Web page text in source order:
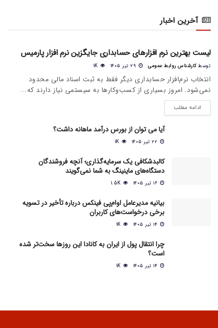
آخرین اخبار
اخبار عمومی بازار
لیست بهترین نرم افزارهای حسابداری جایگزین نرم افزار پارمیس
توسط کارشناس روابط عمومی 1K
انتخاب نرم‌افزار حسابداری دیگر فقط به ثبت اسناد مالی محدود
نمی‌شود. امروز بسیاری از کسب‌وکارها به سیستمی نیاز دارند که...
ادامه مطلب
آیا می‌ توان از بورس درآمد ماهانه داشت؟
1K
کالبدشکافی یک سرمایه‌گذاری؛ آنچه فروشندگان
دستگاه‌های ماینینگ به شما نمی‌گویند
1.5K
بیانیه مدیرعامل او‌ام‌پی فینکس درباره تأخیر در تسویه
برخی درخواست‌های کاربران
1K
چرا انتقال پول از ایران به کانادا این روزها سخت‌تر شده
است؟
1K